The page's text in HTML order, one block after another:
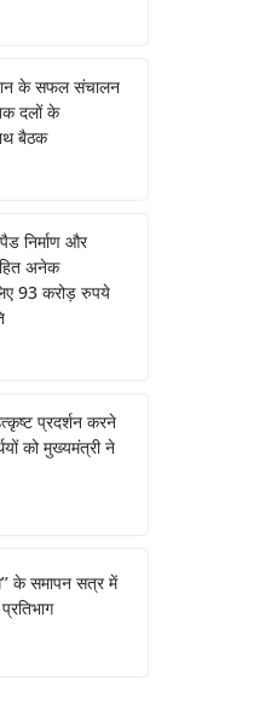
के सफल संचालन
दलों के
बैठक
निर्माण और
अनेक
93 करोड़ रुपये
प्रदर्शन करने
को मुख्यमंत्री ने
के समापन सत्र में